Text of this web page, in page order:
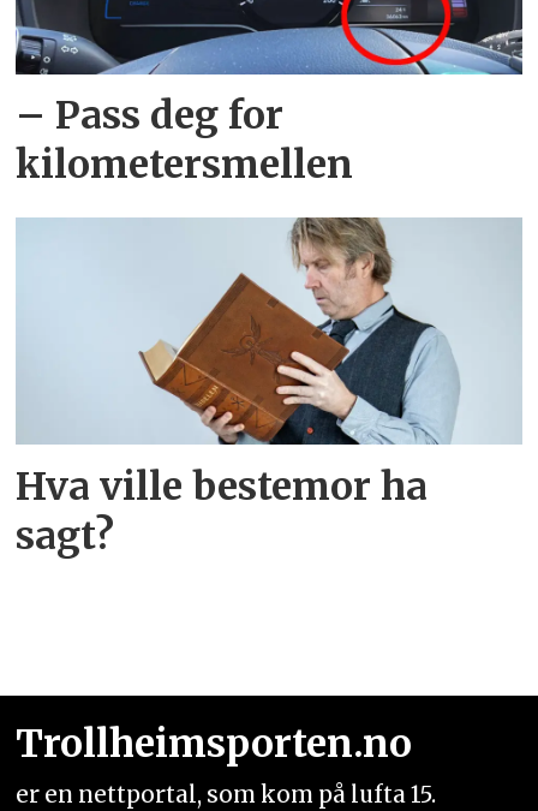
– Pass deg for
kilometersmellen
Hva ville bestemor ha
sagt?
Trollheimsporten.no
er en nettportal, som kom på lufta 15.